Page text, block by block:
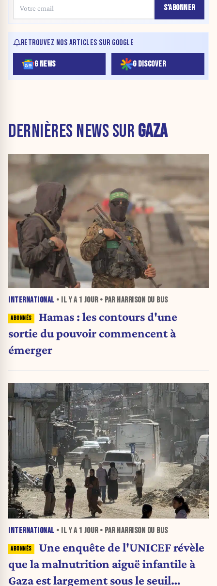
S'ABONNER
RETROUVEZ NOS ARTICLES SUR GOOGLE
G NEWS G DISCOVER
DERNIÈRES NEWS SUR GAZA
INTERNATIONAL • IL Y A 1 JOUR• PAR HARRISON DU BUS
Hamas : les contours d'une
sortie du pouvoir commencent à
émerger
INTERNATIONAL • IL Y A 1 JOUR• PAR HARRISON DU BUS
Une enquête de l'UNICEF révèle
que la malnutrition aiguë infantile à
Gaza est largement sous le seuil